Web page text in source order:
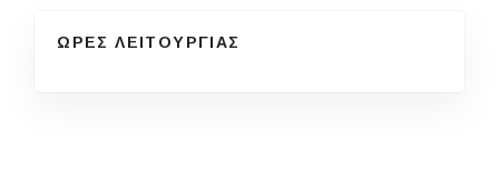
ΩΡΕΣ ΛΕΙΤΟΥΡΓΙΑΣ